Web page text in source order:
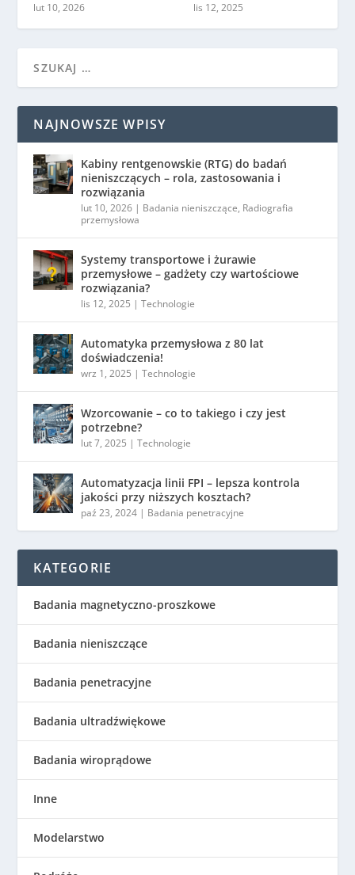
lut 10, 2026 lis 12, 2025
NAJNOWSZE WPISY
Kabiny rentgenowskie (RTG) do badań
nieniszczących – rola, zastosowania i
rozwiązania
lut 10, 2026 | Badania nieniszczące, Radiografia
przemysłowa
Systemy transportowe i żurawie
przemysłowe – gadżety czy wartościowe
rozwiązania?
lis 12, 2025 |Technologie
Automatyka przemysłowa z 80 lat
doświadczenia!
wrz 1, 2025 |Technologie
Wzorcowanie – co to takiego i czy jest
potrzebne?
lut 7, 2025 |Technologie
Automatyzacja linii FPI – lepsza kontrola
jakości przy niższych kosztach?
paź 23, 2024 | Badania penetracyjne
KATEGORIE
Badania magnetyczno-proszkowe
Badania nieniszczące
Badania penetracyjne
Badania ultradźwiękowe
Badania wiroprądowe
Inne
Modelarstwo